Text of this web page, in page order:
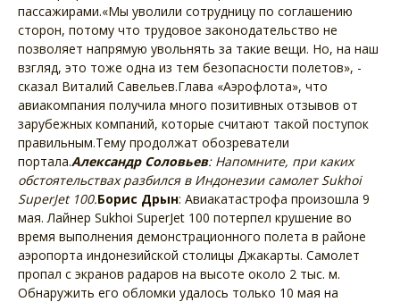
пассажирами.«Мы уволили сотрудницу по соглашению
сторон, потому что трудовое законодательство не
позволяет напрямую увольнять за такие вещи. Но, на наш
взгляд, это тоже одна из тем безопасности полетов», -
сказал Виталий Савельев.Глава «Аэрофлота», что
авиакомпания получила много позитивных отзывов от
зарубежных компаний, которые считают такой поступок
правильным.Тему продолжат обозреватели
портала.Александр Соловьев: Напомните, при каких
обстоятельствах разбился в Индонезии самолет Sukhoi
SuperJet 100.Борис Дрын: Авиакатастрофа произошла 9
мая. Лайнер Sukhoi SuperJet 100 потерпел крушение во
время выполнения демонстрационного полета в районе
аэропорта индонезийской столицы Джакарты. Самолет
пропал с экранов радаров на высоте около 2 тыс. м.
Обнаружить его обломки удалось только 10 мая на